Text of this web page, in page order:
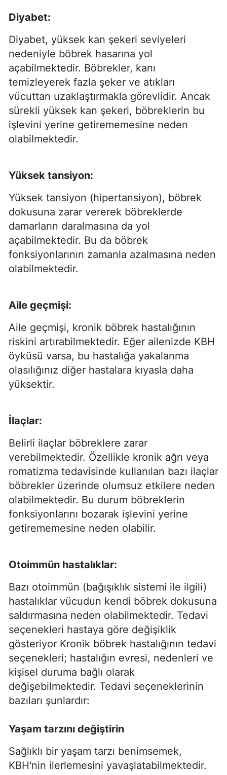
Diyabet:
Diyabet, yüksek kan şekeri seviyeleri
nedeniyle böbrek hasarına yol
açabilmektedir. Böbrekler, kanı
temizleyerek fazla şeker ve atıkları
vücuttan uzaklaştırmakla görevlidir. Ancak
sürekli yüksek kan şekeri, böbreklerin bu
işlevini yerine getirememesine neden
olabilmektedir.
Yüksek tansiyon:
Yüksek tansiyon (hipertansiyon), böbrek
dokusuna zarar vererek böbreklerde
damarların daralmasına da yol
açabilmektedir. Bu da böbrek
fonksiyonlarının zamanla azalmasına neden
olabilmektedir.
Aile geçmişi:
Aile geçmişi, kronik böbrek hastalığının
riskini artırabilmektedir. Eğer ailenizde KBH
öyküsü varsa, bu hastalığa yakalanma
olasılığınız diğer hastalara kıyasla daha
yüksektir.
İlaçlar:
Belirli ilaçlar böbreklere zarar
verebilmektedir. Özellikle kronik ağrı veya
romatizma tedavisinde kullanılan bazı ilaçlar
böbrekler üzerinde olumsuz etkilere neden
olabilmektedir. Bu durum böbreklerin
fonksiyonlarını bozarak işlevini yerine
getirememesine neden olabilir.
Otoimmün hastalıklar:
Bazı otoimmün (bağışıklık sistemi ile ilgili)
hastalıklar vücudun kendi böbrek dokusuna
saldırmasına neden olabilmektedir. Tedavi
seçenekleri hastaya göre değişiklik
gösteriyor Kronik böbrek hastalığının tedavi
seçenekleri; hastalığın evresi, nedenleri ve
kişisel duruma bağlı olarak
değişebilmektedir. Tedavi seçeneklerinin
bazıları şunlardır:
Yaşam tarzını değiştirin
Sağlıklı bir yaşam tarzı benimsemek,
KBH'nin ilerlemesini yavaşlatabilmektedir.